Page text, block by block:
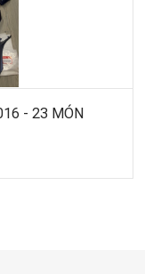
- 23 MÓN